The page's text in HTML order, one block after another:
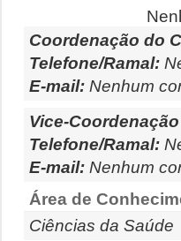
Coordenação do
Telefone/Ramal:
E-mail: Nenhum
Vice-
Telefone/Ramal:
E-mail: Nenhum
Área de
Ciências da Saúde